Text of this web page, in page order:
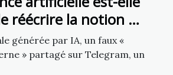
réécrire la notion de
?
générée par IA, un faux «
» partagé sur Telegram, un